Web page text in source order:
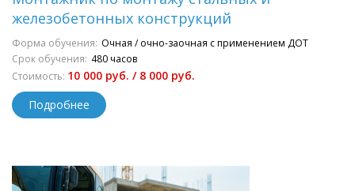
железобетонных конструкций
Форма обучения: Очная / очно-заочная с применением ДОТ
Срок обучения: 480 часов
Стоимость: 10 000 руб. / 8 000 руб.
Подробнее